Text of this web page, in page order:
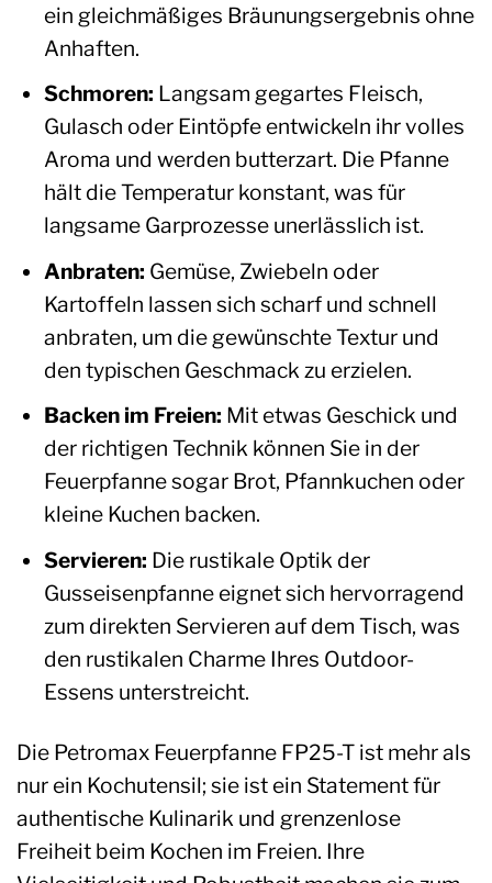
ein gleichmäßiges Bräunungsergebnis ohne
Anhaften.
Schmoren: Langsam gegartes Fleisch,
Gulasch oder Eintöpfe entwickeln ihr volles
Aroma und werden butterzart. Die Pfanne
hält die Temperatur konstant, was für
langsame Garprozesse unerlässlich ist.
Anbraten: Gemüse, Zwiebeln oder
Kartoffeln lassen sich scharf und schnell
anbraten, um die gewünschte Textur und
den typischen Geschmack zu erzielen.
Backen im Freien: Mit etwas Geschick und
der richtigen Technik können Sie in der
Feuerpfanne sogar Brot, Pfannkuchen oder
kleine Kuchen backen.
Servieren: Die rustikale Optik der
Gusseisenpfanne eignet sich hervorragend
zum direkten Servieren auf dem Tisch, was
den rustikalen Charme Ihres Outdoor-
Essens unterstreicht.
Die Petromax Feuerpfanne FP25-T ist mehr als
nur ein Kochutensil; sie ist ein Statement für
authentische Kulinarik und grenzenlose
Freiheit beim Kochen im Freien. Ihre